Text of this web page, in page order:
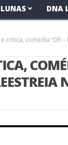
DNA
crítica, comédia “DR